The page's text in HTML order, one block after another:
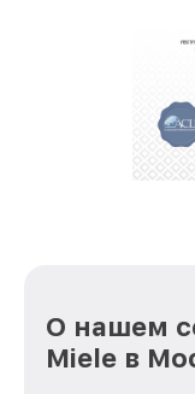
обеспечат
За годы своей
репутацию. Мы
стараемся
О нашем
Miele в